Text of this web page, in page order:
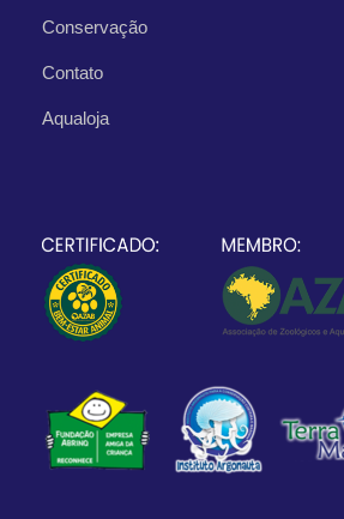
Conservação
Contato
Aqualoja